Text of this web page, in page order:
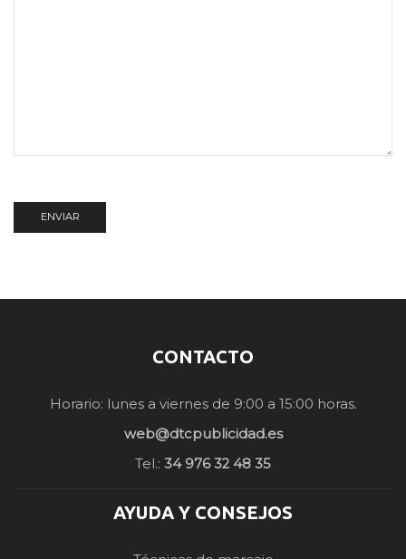
CONTACTO
Horario: lunes a viernes de 9:00 a 15:00 horas.
web@dtcpublicidad.es
Tel.: 34 976 32 48 35
AYUDA Y CONSEJOS